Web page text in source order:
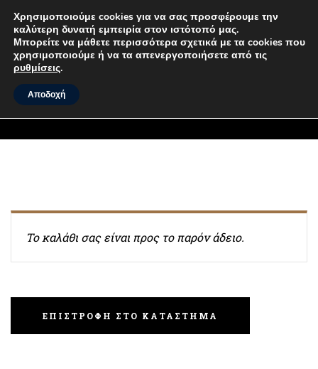
CART (0 ITEMS)
Το καλάθι σας είναι προς το παρόν άδειο.
ΕΠΙΣΤΡΟΦΉ ΣΤΟ ΚΑΤΆΣΤΗΜΑ
Χρησιμοποιούμε cookies για να σας προσφέρουμε την
καλύτερη δυνατή εμπειρία στον ιστότοπό μας.
Μπορείτε να μάθετε περισσότερα σχετικά με τα cookies που
χρησιμοποιούμε ή να τα απενεργοποιήσετε από τις
ρυθμίσεις.
Αποδοχή